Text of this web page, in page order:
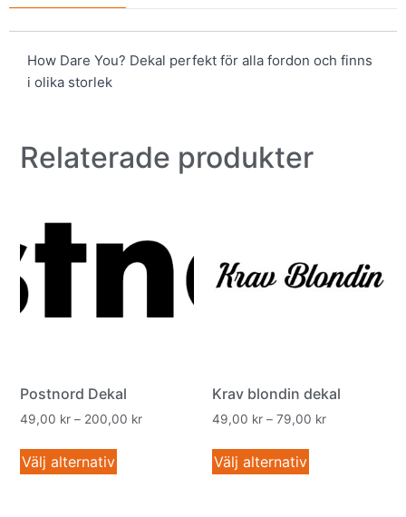
How Dare You? Dekal perfekt för alla fordon och finns
i olika storlek
Relaterade produkter
Postnord Dekal
49,00 kr – 200,00 kr
Välj alternativ
Krav blondin dekal
49,00 kr – 79,00 kr
Välj alternativ